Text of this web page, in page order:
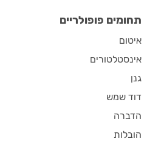
תחומים פופולריים
איטום
אינסטלטורים
גנן
דוד שמש
הדברה
הובלות